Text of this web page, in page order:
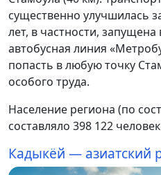
существенно улучшилась
лет, в частности,
автобусная линия
попасть в любую точку
особого труда.
Население региона (по
составляло 398 122
Кадыкёй — азиатский